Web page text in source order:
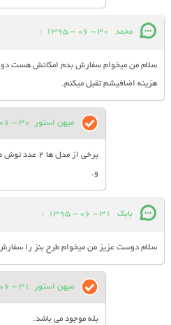
محمد 30 - 06 - 1395
:
سلام من میخوام سفارش بدم امکانش هست
هزینه اضافیشم تقبل میکنم.
میهن استور 30 - 06 - 1395
برخی از مدل
و.
بابك 31 - 06 - 1395
:
سلام دوست عزيز من ميخوام طرح بنز را
میهن استور 31 - 06 - 1395
بله موجود می باشد.